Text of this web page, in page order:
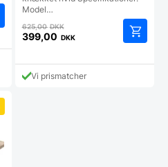
Model…
625,00DKKDen
oprindelige
var:
625,00 DKK.
399,00 DKK
aktuelle
prisVi prismatcher